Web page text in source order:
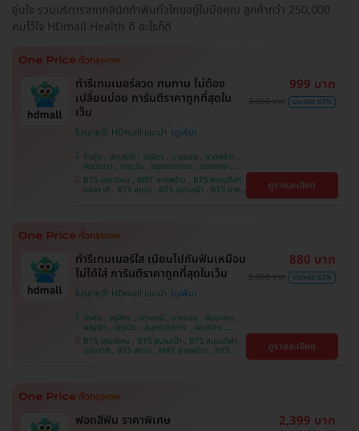
อุ่นใจ รวมบริการจากคลินิกทำฟันทั่วไทยอยู่ในมือคุณ ลูกค้ากว่า 250,000
คนไว้ใจ HDmall Health ดี อะไรก็ดี
ทำรีเทนเนอร์ลวด ทนทาน ไม่ต้อง
เปลี่ยนบ่อย การันตีราคาถูกที่สุดใน
เว็บ
โปรขายดี! HDmall แนะนำ
บึงกุ่ม , ปทุมธานี , จตุจักร , บางบอน , ลาดพร้าว ,
คันนายาว , ปทุมวัน , สมุทรปราการ , จอมทอง ,
พญาไท , ภาษีเจริญ , พระโขนง , ราษฎร์บูรณะ ,
หนองแขม , บางรัก , ราชเทวี , บริการถึงบ้าน ,
บางนา , คลองเตย , ตลิ่งชัน
BTS เสนานิคม , MRT ลาดพร้าว , BTS สนามกีฬา
แห่งชาติ , BTS สยาม , BTS สนามเป้า , BTS บาง
999 บาท
3,000 บาท ประหยัด 67%
ดูรายละเอียด
ทำรีเทนเนอร์ใส เนียนไปกับฟันเหมือน
ไม่ได้ใส่ การันตีราคาถูกที่สุดในเว็บ
โปรขายดี! HDmall แนะนำ
บึงกุ่ม , จตุจักร , ปทุมธานี , บางบอน , คันนายาว ,
พญาไท , ปทุมวัน , สมุทรปราการ , จอมทอง ,
ลาดพร้าว , บางนา , พระโขนง , ภาษีเจริญ , ราชเทวี
, ราษฎร์บูรณะ , หนองแขม , บางรัก , บริการถึงบ้าน
, ตลิ่งชัน , คลองเตย
BTS เสนานิคม , BTS สนามเป้า , BTS สนามกีฬา
แห่งชาติ , BTS สยาม , MRT ลาดพร้าว , BTS
880 บาท
5,000 บาท ประหยัด 82%
ดูรายละเอียด
ฟอกสีฟัน ราคาพิเศษ 2,399 บาท